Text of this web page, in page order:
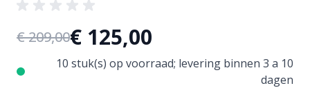
€ 209,00€ 125,00
10 stuk(s) op voorraad; levering binnen 3 a 10
dagen